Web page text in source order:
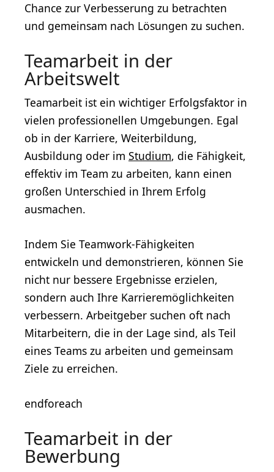
Chance zur Verbesserung zu betrachten
und gemeinsam nach Lösungen zu suchen.
Teamarbeit in der
Arbeitswelt
Teamarbeit ist ein wichtiger Erfolgsfaktor in
vielen professionellen Umgebungen. Egal
ob in der Karriere, Weiterbildung,
Ausbildung oder im Studium, die Fähigkeit,
effektiv im Team zu arbeiten, kann einen
großen Unterschied in Ihrem Erfolg
ausmachen.
Indem Sie Teamwork-Fähigkeiten
entwickeln und demonstrieren, können Sie
nicht nur bessere Ergebnisse erzielen,
sondern auch Ihre Karrieremöglichkeiten
verbessern. Arbeitgeber suchen oft nach
Mitarbeitern, die in der Lage sind, als Teil
eines Teams zu arbeiten und gemeinsam
Ziele zu erreichen.
endforeach
Teamarbeit in der
Bewerbung